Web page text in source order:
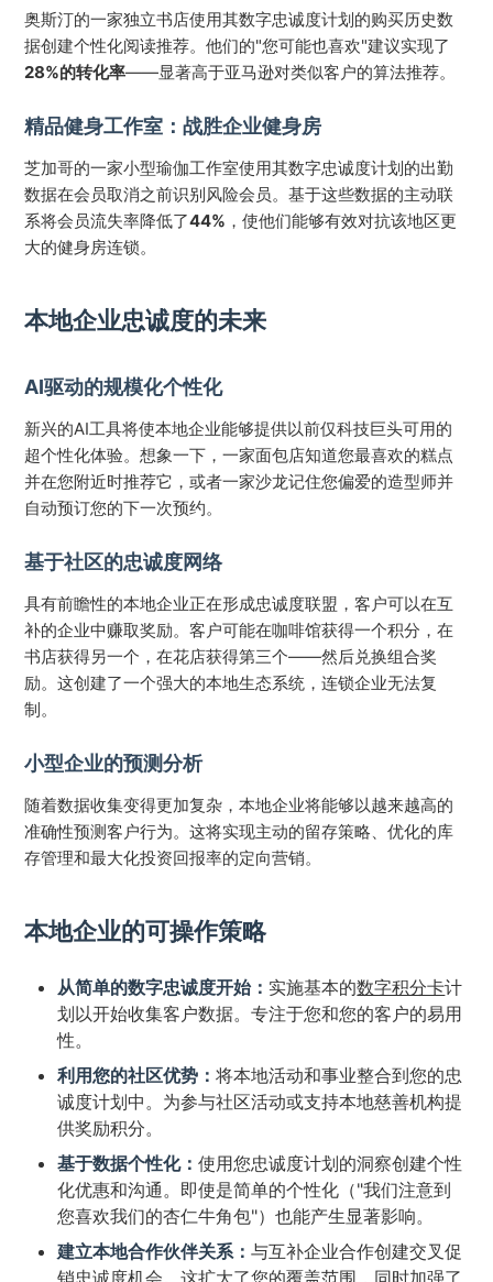
奥斯汀的一家独立书店使用其数字忠诚度计划的购买历史数
据创建个性化阅读推荐。他们的"您可能也喜欢"建议实现了
28%的转化率——显著高于亚马逊对类似客户的算法推荐。
精品健身工作室：战胜企业健身房
芝加哥的一家小型瑜伽工作室使用其数字忠诚度计划的出勤
数据在会员取消之前识别风险会员。基于这些数据的主动联
系将会员流失率降低了44% ，使他们能够有效对抗该地区更
大的健身房连锁。
本地企业忠诚度的未来
AI驱动的规模化个性化
新兴的AI工具将使本地企业能够提供以前仅科技巨头可用的
超个性化体验。想象一下，一家面包店知道您最喜欢的糕点
并在您附近时推荐它，或者一家沙龙记住您偏爱的造型师并
自动预订您的下一次预约。
基于社区的忠诚度网络
具有前瞻性的本地企业正在形成忠诚度联盟，客户可以在互
补的企业中赚取奖励。客户可能在咖啡馆获得一个积分，在
书店获得另一个，在花店获得第三个——然后兑换组合奖
励。这创建了一个强大的本地生态系统，连锁企业无法复
制。
小型企业的预测分析
随着数据收集变得更加复杂，本地企业将能够以越来越高的
准确性预测客户行为。这将实现主动的留存策略、优化的库
存管理和最大化投资回报率的定向营销。
本地企业的可操作策略
从简单的数字忠诚度开始： 实施基本的数字积分卡计
划以开始收集客户数据。专注于您和您的客户的易用
性。
利用您的社区优势：将本地活动和事业整合到您的忠
诚度计划中。为参与社区活动或支持本地慈善机构提
供奖励积分。
基于数据个性化：使用您忠诚度计划的洞察创建个性
化优惠和沟通。即使是简单的个性化（"我们注意到
您喜欢我们的杏仁牛角包"）也能产生显著影响。
建立本地合作伙伴关系：与互补企业合作创建交叉促
销忠诚度机会。这扩大了您的覆盖范围，同时加强了